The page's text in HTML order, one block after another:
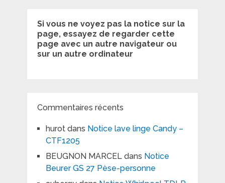
Si vous ne voyez pas la notice sur la
page, essayez de regarder cette
page avec un autre navigateur ou
sur un autre ordinateur
Commentaires récents
hurotdans Notice lave linge Candy –
CTF1205
BEUGNON MARCELdans Notice
Beurer GS 27 Pèse-personne